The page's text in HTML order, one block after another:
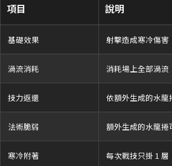
項目 說明
基礎效果 射擊造成寒冷傷害
渦流消耗 消耗場上全部渦流
技力返還 依額外生成的水龍
法術脆弱 額外生成的水龍捲
寒冷附著 每次戰技只掛 1